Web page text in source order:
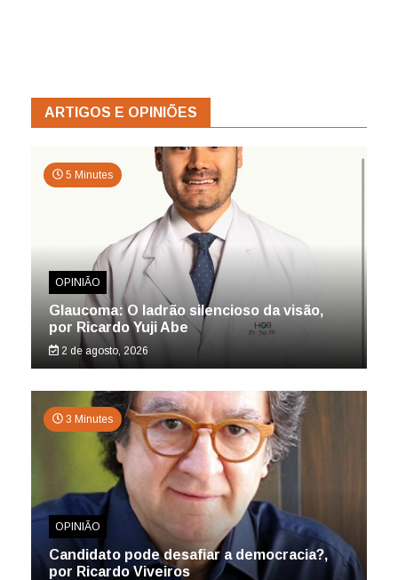
ARTIGOS E OPINIÕES
5 Minutes
OPINIÃO
Glaucoma: O ladrão silencioso da visão,
por Ricardo Yuji Abe
2 de agosto, 2026
3 Minutes
OPINIÃO
Candidato pode desafiar a democracia?,
por Ricardo Viveiros